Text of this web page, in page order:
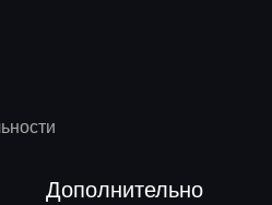
Дополнительно